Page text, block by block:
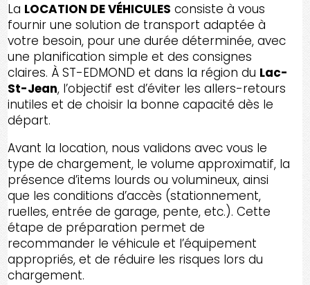
La LOCATION DE VÉHICULES consiste à vous
fournir une solution de transport adaptée à
votre besoin, pour une durée déterminée, avec
une planification simple et des consignes
claires. À ST-EDMOND et dans la région du Lac-
St-Jean, l’objectif est d’éviter les allers-retours
inutiles et de choisir la bonne capacité dès le
départ.
Avant la location, nous validons avec vous le
type de chargement, le volume approximatif, la
présence d’items lourds ou volumineux, ainsi
que les conditions d’accès (stationnement,
ruelles, entrée de garage, pente, etc.). Cette
étape de préparation permet de
recommander le véhicule et l’équipement
appropriés, et de réduire les risques lors du
chargement.